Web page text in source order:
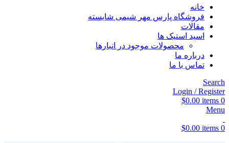
خانه
فروشگاه پارس مهر شیمی شایسته
مقالات
اسید استیک ها
محصولات موجود در انبارها
درباره ما
تماس با ما
Search
Login / Register
0
items
$0.00
Menu
0
items
$0.00